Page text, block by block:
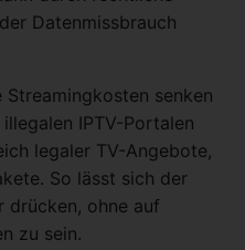
Datenmissbrauch
Streamingkosten senken
IPTV-Portalen
legaler TV-Angebote,
So lässt sich der
drücken, ohne auf
zu sein.